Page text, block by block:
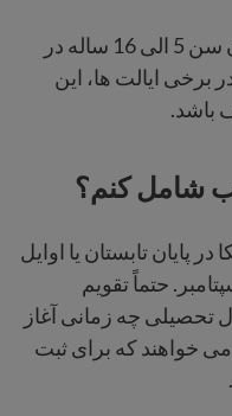
بله. حضور در مکتب برای محصلان سن 5 الی 16 ساله در
برخی ایالت ها، این
شامل کنم؟
پایان تابستان یا اوایل
حتماً تقویم
تحصیلی چه زمانی آغاز
خواهند که برای ثبت